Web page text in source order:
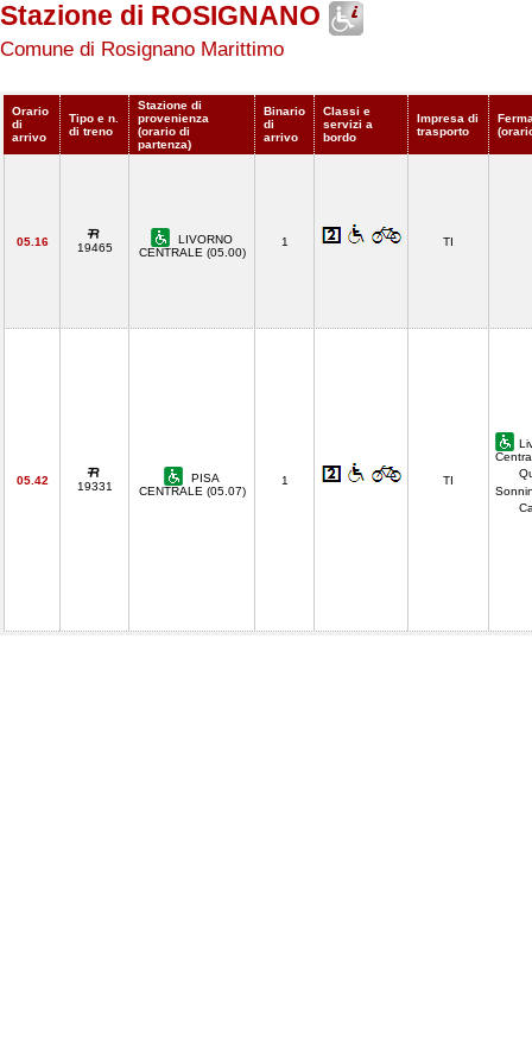
Stazione di ROSIGNANO
Comune di Rosignano Marittimo
Orario
di
arrivo
Tipo e n.
di treno
Stazione di
provenienza
(orario di
partenza)
Binario
di
arrivo
Classi e
servizi a
bordo
Impresa di
trasporto
05.16 19465
LIVORNO
CENTRALE (05.00)
1 TI
05.42 19331
PISA
CENTRALE (05.07)
1 TI